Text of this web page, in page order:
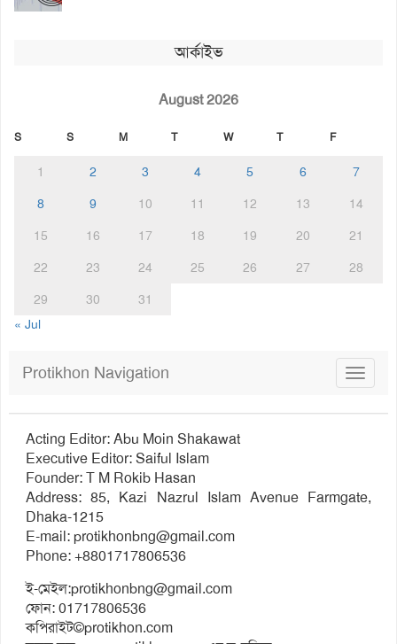
আর্কাইভ
August 2026
S S M T W T F
1 2 3 4 5 6
7
8
9 10 11 12 13
14
15
16 17 18 19 20
21
22
23 24 25 26 27
28
29
30
31
« Jul
Toggle
Protikhon Navigation
Acting Editor: Abu Moin Shakawat
Executive Editor: Saiful Islam
Founder: T M Rokib Hasan
Address: 85, Kazi Nazrul Islam Avenue Farmgate,
Dhaka-1215
E-mail:protikhonbng@gmail.com
Phone: +8801717806536
ই-মেইল:protikhonbng@gmail.com
ফোন: 01717806536
কপিরাইট©protikhon.com